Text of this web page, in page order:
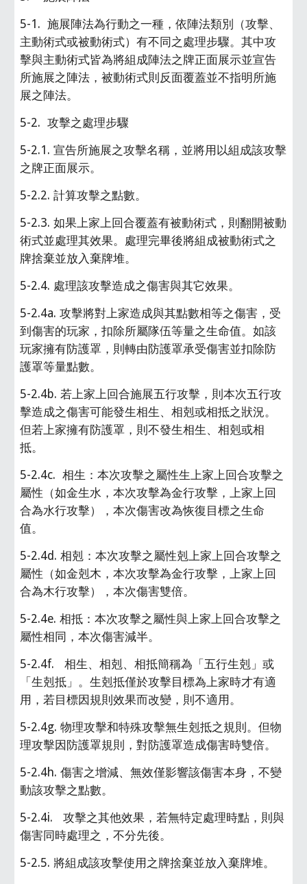
5-1.  施展陣法為行動之一種，依陣法類別（攻擊、
主動術式或被動術式）有不同之處理步驟。其中攻
擊與主動術式皆為將組成陣法之牌正面展示並宣告
所施展之陣法，被動術式則反面覆蓋並不指明所施
展之陣法。
5-2.  攻擊之處理步驟
5-2.1. 宣告所施展之攻擊名稱，並將用以組成該攻擊
之牌正面展示。
5-2.2. 計算攻擊之點數。
5-2.3. 如果上家上回合覆蓋有被動術式，則翻開被動
術式並處理其效果。處理完畢後將組成被動術式之
牌捨棄並放入棄牌堆。
5-2.4. 處理該攻擊造成之傷害與其它效果。
5-2.4a. 攻擊將對上家造成與其點數相等之傷害，受
到傷害的玩家，扣除所屬隊伍等量之生命值。如該
玩家擁有防護罩，則轉由防護罩承受傷害並扣除防
護罩等量點數。
5-2.4b. 若上家上回合施展五行攻擊，則本次五行攻
擊造成之傷害可能發生相生、相剋或相抵之狀況。
但若上家擁有防護罩，則不發生相生、相剋或相
抵。
5-2.4c.  相生：本次攻擊之屬性生上家上回合攻擊之
屬性（如金生水，本次攻擊為金行攻擊，上家上回
合為水行攻擊），本次傷害改為恢復目標之生命
值。
5-2.4d. 相剋：本次攻擊之屬性剋上家上回合攻擊之
屬性（如金剋木，本次攻擊為金行攻擊，上家上回
合為木行攻擊），本次傷害雙倍。
5-2.4e. 相抵：本次攻擊之屬性與上家上回合攻擊之
屬性相同，本次傷害減半。
5-2.4f.   相生、相剋、相抵簡稱為「五行生剋」或
「生剋抵」。生剋抵僅於攻擊目標為上家時才有適
用，若目標因規則效果而改變，則不適用。
5-2.4g. 物理攻擊和特殊攻擊無生剋抵之規則。但物
理攻擊因防護罩規則，對防護罩造成傷害時雙倍。
5-2.4h. 傷害之增減、無效僅影響該傷害本身，不變
動該攻擊之點數。
5-2.4i.   攻擊之其他效果，若無特定處理時點，則與
傷害同時處理之，不分先後。
5-2.5. 將組成該攻擊使用之牌捨棄並放入棄牌堆。